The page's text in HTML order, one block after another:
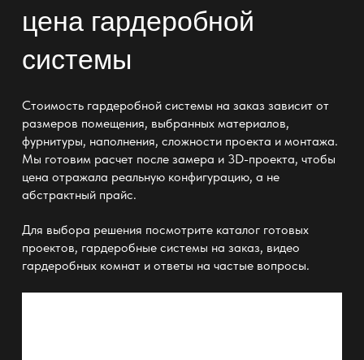
цена гардеробной
системы
Стоимость гардеробной системы на заказ зависит от
размеров помещения, выбранных материалов,
фурнитуры, наполнения, сложности проекта и монтажа.
Мы готовим расчет после замера и 3D-проекта, чтобы
цена отражала реальную конфигурацию, а не
абстрактный прайс.
Для выбора решения посмотрите каталог готовых
проектов, гардеробные системы на заказ, видео
гардеробных комнати ответы на частые вопросы.